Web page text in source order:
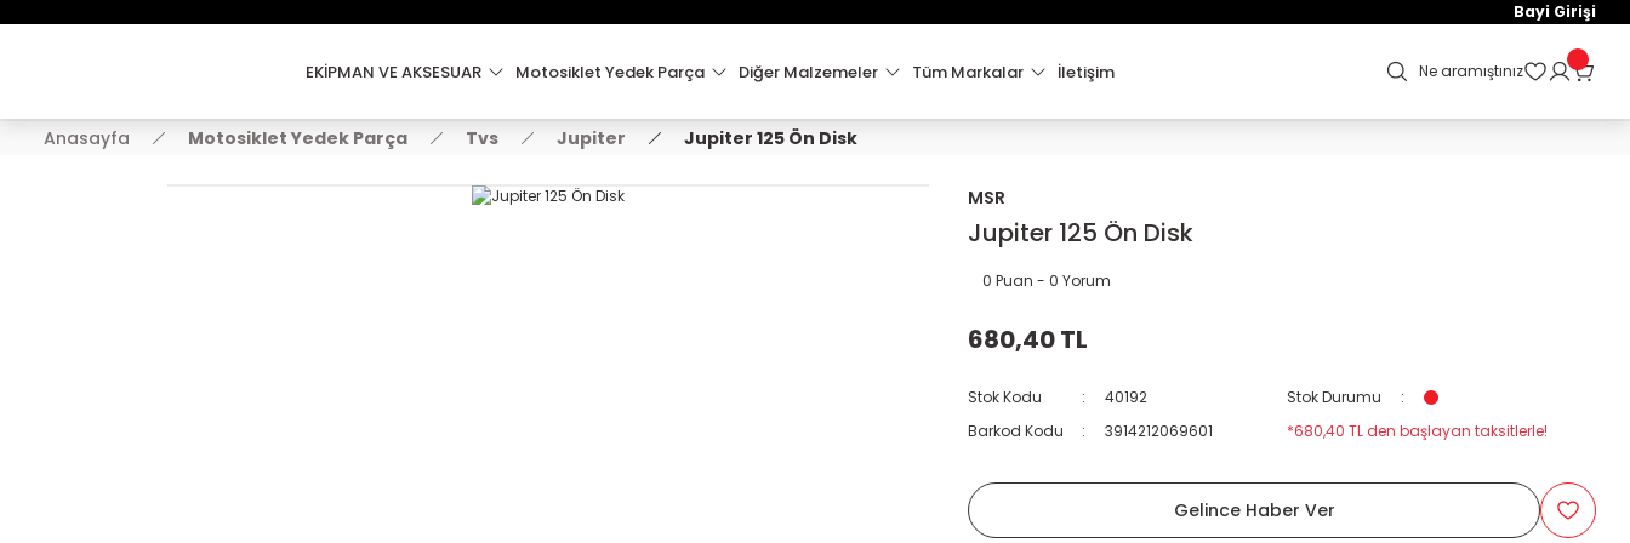
2000 TL VE ÜZERİ KARGO ÜCRETSİZ !
Bayi Girişi
EKİPMAN VE AKSESUAR Motosiklet Yedek Parça Diğer Malzemeler Tüm Markalar İletişim Ne aramıştınız
Anasayfa Motosiklet Yedek Parça Tvs Jupiter Jupiter 125 Ön Disk
MSR
Jupiter 125 Ön Disk
0 Puan - 0 Yorum
680,40 TL
Stok Kodu 40192
Stok Durumu
Barkod Kodu
3914212069601 *680,40 TL den başlayan taksitlerle!
Gelince Haber Ver